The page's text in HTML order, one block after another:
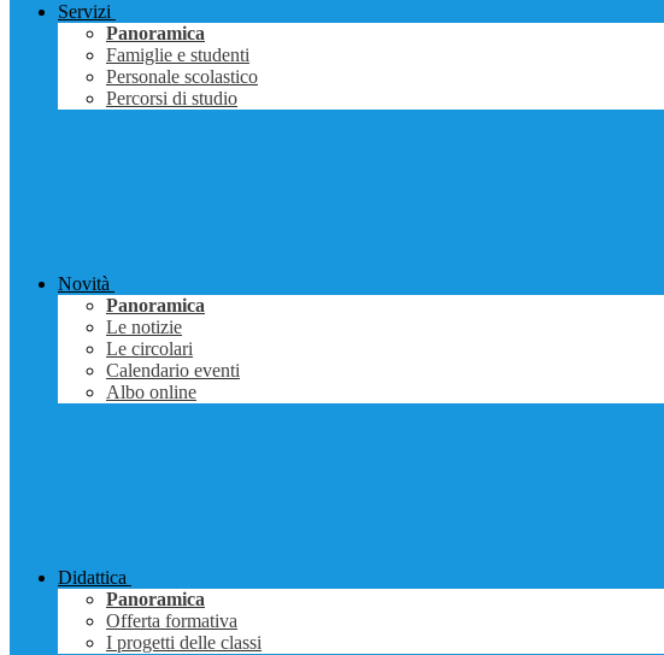
Servizi
Panoramica
Famiglie e studenti
Personale scolastico
Percorsi di studio
Novità
Panoramica
Le notizie
Le circolari
Calendario eventi
Albo online
Didattica
Panoramica
Offerta formativa
I progetti delle classi